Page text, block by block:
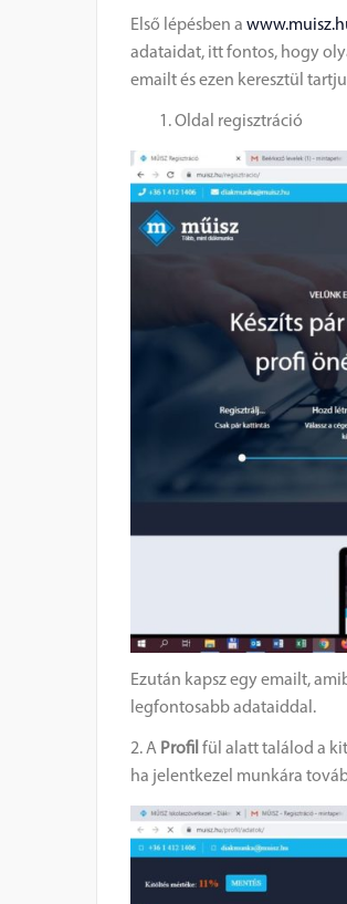
Első lépésben a
adataidat, itt fontos, hogy
emailt és ezen keresztül
Oldal regisztráció
Ezután kapsz egy emailt,
legfontosabb adataiddal.
2. A Profilfül alatt találod a
ha jelentkezel munkára